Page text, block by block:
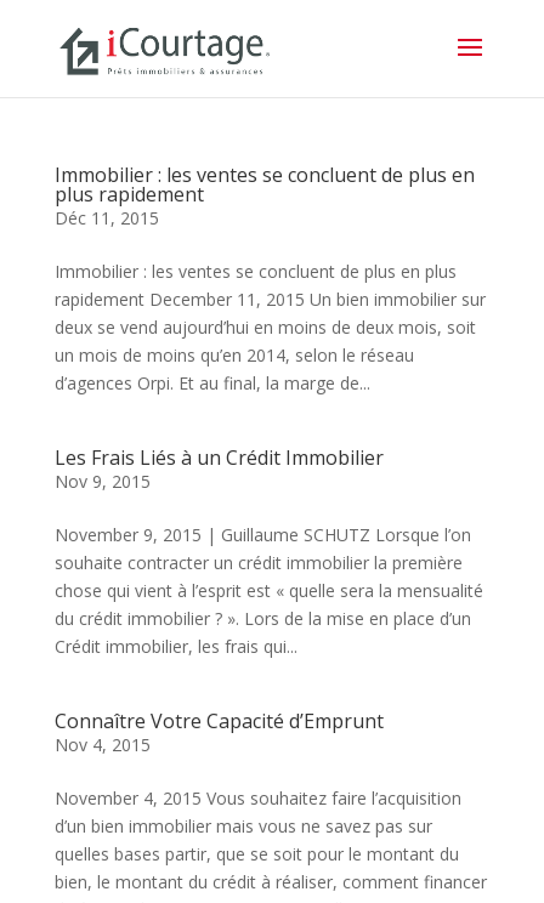
Immobilier : les ventes se concluent de plus en
plus rapidement
Déc 11, 2015
Immobilier : les ventes se concluent de plus en plus
rapidement December 11, 2015 Un bien immobilier sur
deux se vend aujourd’hui en moins de deux mois, soit
un mois de moins qu’en 2014, selon le réseau
d’agences Orpi. Et au final, la marge de...
Les Frais Liés à un Crédit Immobilier
Nov 9, 2015
November 9, 2015 | Guillaume SCHUTZ Lorsque l’on
souhaite contracter un crédit immobilier la première
chose qui vient à l’esprit est « quelle sera la mensualité
du crédit immobilier ? ». Lors de la mise en place d’un
Crédit immobilier, les frais qui...
Connaître Votre Capacité d’Emprunt
Nov 4, 2015
November 4, 2015 Vous souhaitez faire l’acquisition
d’un bien immobilier mais vous ne savez pas sur
quelles bases partir, que se soit pour le montant du
bien, le montant du crédit à réaliser, comment financer